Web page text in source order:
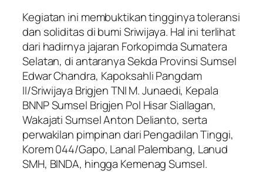
Kegiatan ini membuktikan tingginya toleransi
dan soliditas di bumi Sriwijaya. Hal ini terlihat
dari hadirnya jajaran Forkopimda Sumatera
Selatan, di antaranya Sekda Provinsi Sumsel
Edwar Chandra, Kapoksahli Pangdam
II/Sriwijaya Brigjen TNI M. Junaedi, Kepala
BNNP Sumsel Brigjen Pol Hisar Siallagan,
Wakajati Sumsel Anton Delianto, serta
perwakilan pimpinan dari Pengadilan Tinggi,
Korem 044/Gapo, Lanal Palembang, Lanud
SMH, BINDA, hingga Kemenag Sumsel.